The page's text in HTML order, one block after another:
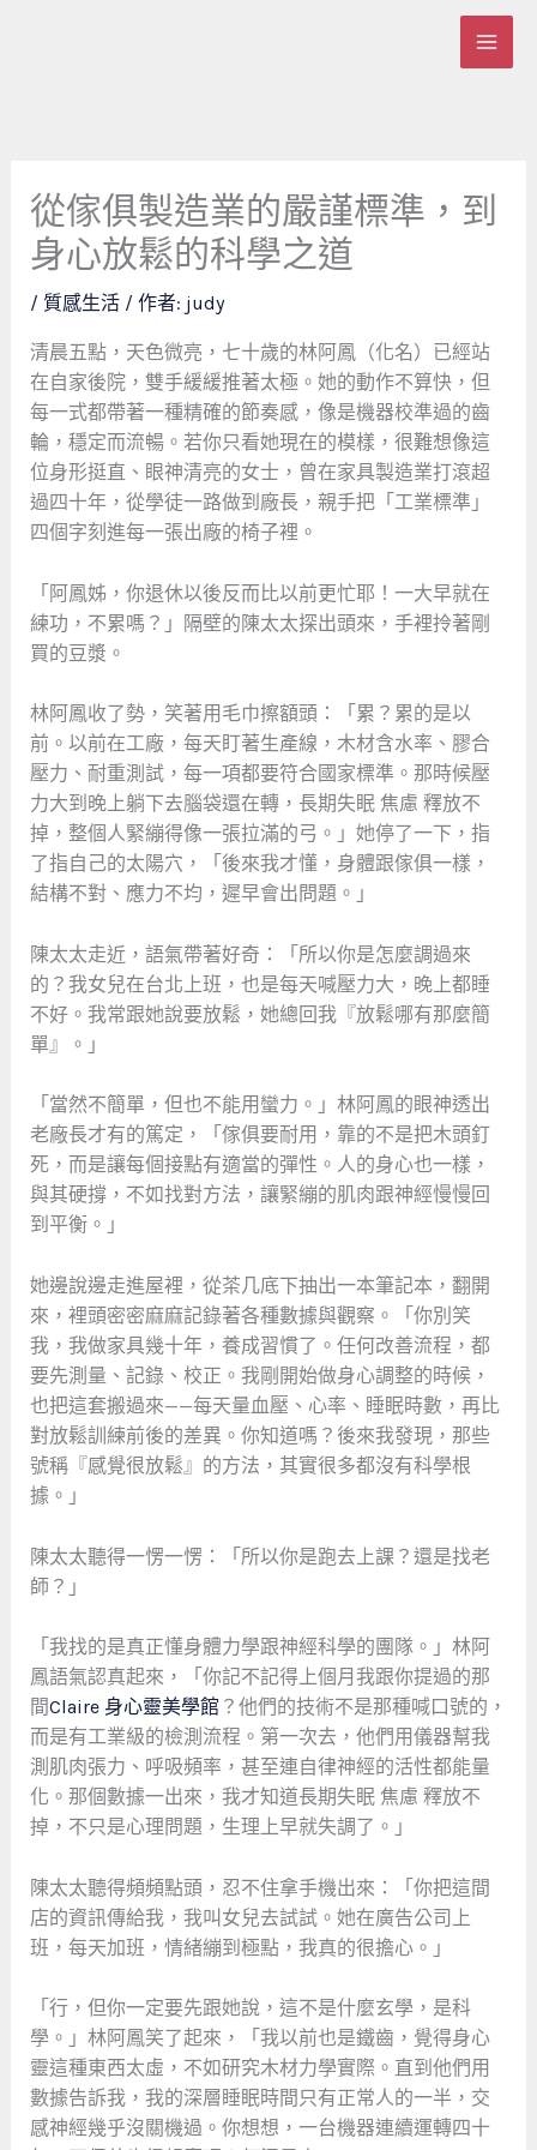
從傢俱製造業的嚴謹標準，到
身心放鬆的科學之道
/ 質感生活/ 作者: judy
清晨五點，天色微亮，七十歲的林阿鳳（化名）已經站
在自家後院，雙手緩緩推著太極。她的動作不算快，但
每一式都帶著一種精確的節奏感，像是機器校準過的齒
輪，穩定而流暢。若你只看她現在的模樣，很難想像這
位身形挺直、眼神清亮的女士，曾在家具製造業打滾超
過四十年，從學徒一路做到廠長，親手把「工業標準」
四個字刻進每一張出廠的椅子裡。
「阿鳳姊，你退休以後反而比以前更忙耶！一大早就在
練功，不累嗎？」隔壁的陳太太探出頭來，手裡拎著剛
買的豆漿。
林阿鳳收了勢，笑著用毛巾擦額頭：「累？累的是以
前。以前在工廠，每天盯著生產線，木材含水率、膠合
壓力、耐重測試，每一項都要符合國家標準。那時候壓
力大到晚上躺下去腦袋還在轉，長期失眠 焦慮 釋放不
掉，整個人緊繃得像一張拉滿的弓。」她停了一下，指
了指自己的太陽穴，「後來我才懂，身體跟傢俱一樣，
結構不對、應力不均，遲早會出問題。」
陳太太走近，語氣帶著好奇：「所以你是怎麼調過來
的？我女兒在台北上班，也是每天喊壓力大，晚上都睡
不好。我常跟她說要放鬆，她總回我『放鬆哪有那麼簡
單』。」
「當然不簡單，但也不能用蠻力。」林阿鳳的眼神透出
老廠長才有的篤定，「傢俱要耐用，靠的不是把木頭釘
死，而是讓每個接點有適當的彈性。人的身心也一樣，
與其硬撐，不如找對方法，讓緊繃的肌肉跟神經慢慢回
到平衡。」
她邊說邊走進屋裡，從茶几底下抽出一本筆記本，翻開
來，裡頭密密麻麻記錄著各種數據與觀察。「你別笑
我，我做家具幾十年，養成習慣了。任何改善流程，都
要先測量、記錄、校正。我剛開始做身心調整的時候，
也把這套搬過來——每天量血壓、心率、睡眠時數，再比
對放鬆訓練前後的差異。你知道嗎？後來我發現，那些
號稱『感覺很放鬆』的方法，其實很多都沒有科學根
據。」
陳太太聽得一愣一愣：「所以你是跑去上課？還是找老
師？」
「我找的是真正懂身體力學跟神經科學的團隊。」林阿
鳳語氣認真起來，「你記不記得上個月我跟你提過的那
間Claire 身心靈美學館？他們的技術不是那種喊口號的，
而是有工業級的檢測流程。第一次去，他們用儀器幫我
測肌肉張力、呼吸頻率，甚至連自律神經的活性都能量
化。那個數據一出來，我才知道長期失眠 焦慮 釋放不
掉，不只是心理問題，生理上早就失調了。」
陳太太聽得頻頻點頭，忍不住拿手機出來：「你把這間
店的資訊傳給我，我叫女兒去試試。她在廣告公司上
班，每天加班，情緒繃到極點，我真的很擔心。」
「行，但你一定要先跟她說，這不是什麼玄學，是科
學。」林阿鳳笑了起來，「我以前也是鐵齒，覺得身心
靈這種東西太虛，不如研究木材力學實際。直到他們用
數據告訴我，我的深層睡眠時間只有正常人的一半，交
感神經幾乎沒關機過。你想想，一台機器連續運轉四十